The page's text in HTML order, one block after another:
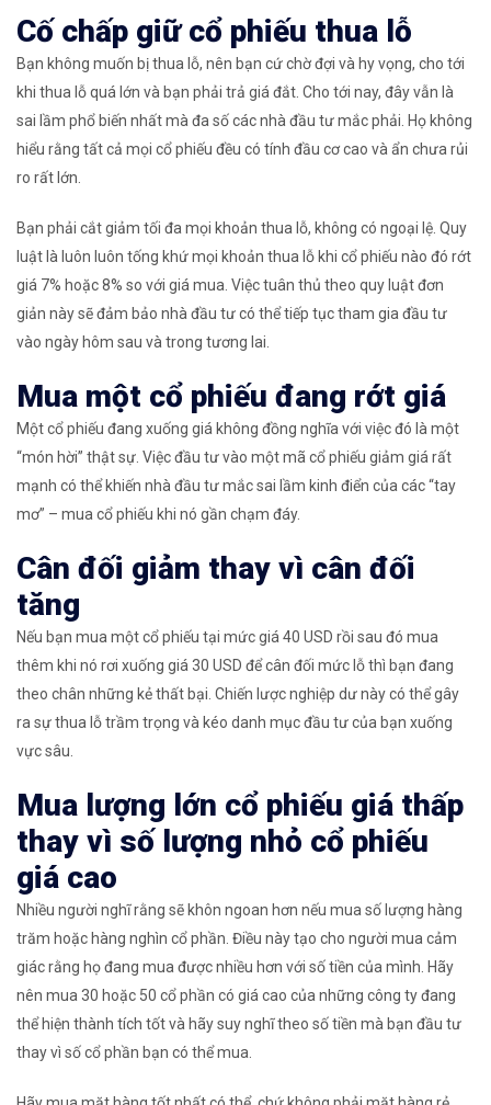
Cố chấp giữ cổ phiếu thua lỗ
Bạn không muốn bị thua lỗ, nên bạn cứ chờ đợi và hy vọng, cho tới
khi thua lỗ quá lớn và bạn phải trả giá đắt. Cho tới nay, đây vẫn là
sai lầm phổ biến nhất mà đa số các nhà đầu tư mắc phải. Họ không
hiểu rằng tất cả mọi cổ phiếu đều có tính đầu cơ cao và ẩn chưa rủi
ro rất lớn.
Bạn phải cắt giảm tối đa mọi khoản thua lỗ, không có ngoại lệ. Quy
luật là luôn luôn tống khứ mọi khoản thua lỗ khi cổ phiếu nào đó rớt
giá 7% hoặc 8% so với giá mua. Việc tuân thủ theo quy luật đơn
giản này sẽ đảm bảo nhà đầu tư có thể tiếp tục tham gia đầu tư
vào ngày hôm sau và trong tương lai.
Mua một cổ phiếu đang rớt giá
Một cổ phiếu đang xuống giá không đồng nghĩa với việc đó là một
“món hời” thật sự. Việc đầu tư vào một mã cổ phiếu giảm giá rất
mạnh có thể khiến nhà đầu tư mắc sai lầm kinh điển của các “tay
mơ” – mua cổ phiếu khi nó gần chạm đáy.
Cân đối giảm thay vì cân đối
tăng
Nếu bạn mua một cổ phiếu tại mức giá 40 USD rồi sau đó mua
thêm khi nó rơi xuống giá 30 USD để cân đối mức lỗ thì bạn đang
theo chân những kẻ thất bại. Chiến lược nghiệp dư này có thể gây
ra sự thua lỗ trầm trọng và kéo danh mục đầu tư của bạn xuống
vực sâu.
Mua lượng lớn cổ phiếu giá thấp
thay vì số lượng nhỏ cổ phiếu
giá cao
Nhiều người nghĩ rằng sẽ khôn ngoan hơn nếu mua số lượng hàng
trăm hoặc hàng nghìn cổ phần. Điều này tạo cho người mua cảm
giác rằng họ đang mua được nhiều hơn với số tiền của mình. Hãy
nên mua 30 hoặc 50 cổ phần có giá cao của những công ty đang
thể hiện thành tích tốt và hãy suy nghĩ theo số tiền mà bạn đầu tư
thay vì số cổ phần bạn có thể mua.